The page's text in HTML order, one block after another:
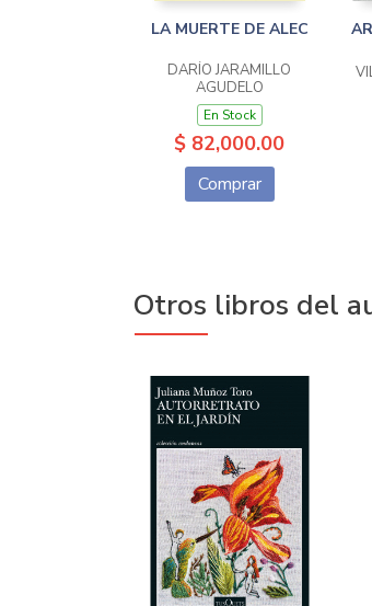
LA MUERTE DE ALEC
DARÍO JARAMILLO
AGUDELO
En Stock
$ 82,000.00
Comprar
Otros libros del